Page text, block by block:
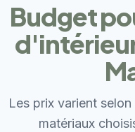
Budget
Les prix varient
matériaux